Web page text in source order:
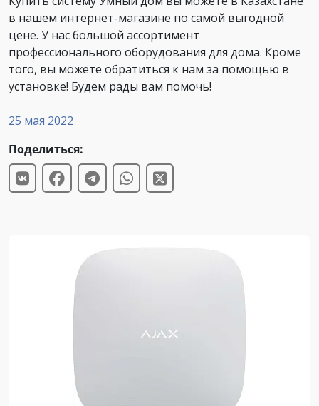
25 мая 2022
Поделиться:
в нашем интернет-магазине по самой выгодной
цене. У нас большой ассортимент
профессионального оборудования для дома. Кроме
того, вы можете обратиться к нам за помощью в
установке! Будем рады вам помочь!